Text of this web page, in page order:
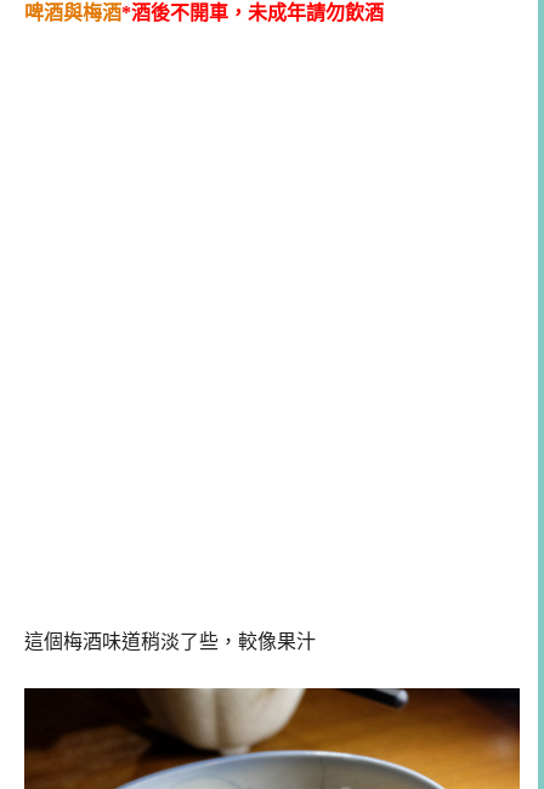
啤酒與梅酒*酒後不開車，未成年請勿飲酒
這個梅酒味道稍淡了些，較像果汁